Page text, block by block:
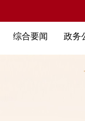
综合要闻 政务